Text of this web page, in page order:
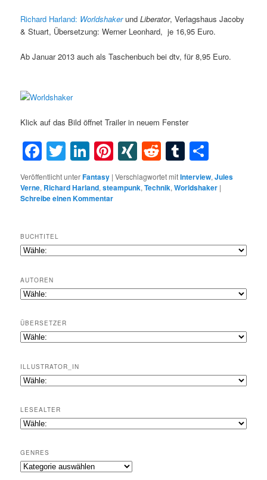
Richard Harland: WorldshakerundLiberator, Verlagshaus Jacoby
& Stuart, Übersetzung: Werner Leonhard, je 16,95 Euro.
Ab Januar 2013 auch als Taschenbuch bei dtv, für 8,95 Euro.
Klick auf das Bild öffnet Trailer in neuem Fenster
Facebook
Twitter
LinkedIn
Pinterest
XINGRedditTumblr
Veröffentlicht unterFantasy |Verschlagwortet mitInterview,Jules
Verne, Richard Harland,steampunk,Technik,Worldshaker |
Schreibe einen Kommentar
BUCHTITEL
AUTOREN
ÜBERSETZER
ILLUSTRATOR_IN
LESEALTER
GENRES
Genres